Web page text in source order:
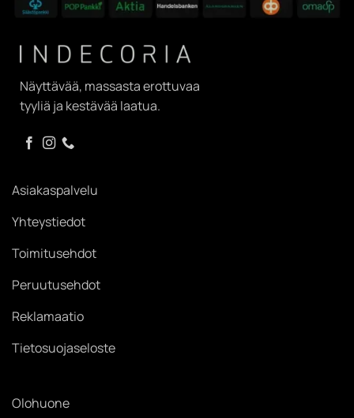
Näyttävää, massasta erottuvaa
tyyliä ja kestävää laatua.
Asiakaspalvelu
Yhteystiedot
Toimitusehdot
Peruutusehdot
Reklamaatio
Tietosuojaseloste
Olohuone